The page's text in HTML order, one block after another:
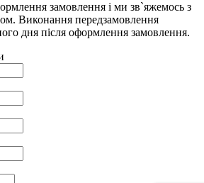
замовлення і ми зв`яжемось з
Виконання передзамовлення
дня після оформлення замовлення.